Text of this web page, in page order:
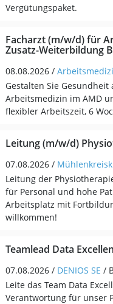
Vergütungspaket.
Facharzt (m/w/d) für
Zusatz-Weiterbildung
08.08.2026 /
Gestalten Sie
Arbeitsmedizin im AMD
flexibler Arbeitszeit, 6
Leitung (m/w/d)
07.08.2026 /
Leitung der
für Personal und hohe
Arbeitsplatz mit
willkommen!
Teamlead Data
07.08.2026 / DENIOS SE /
Leite das Team Data
Verantwortung für unser